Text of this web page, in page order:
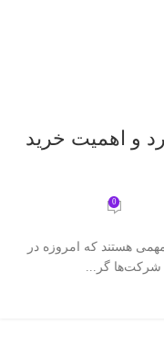
و اهمیت خرید
0
هستند که امروزه در
شرکت‌‌ها گر...